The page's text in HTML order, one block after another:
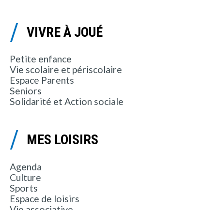
VIVRE À JOUÉ
Petite enfance
Vie scolaire et périscolaire
Espace Parents
Seniors
Solidarité et Action sociale
MES LOISIRS
Agenda
Culture
Sports
Espace de loisirs